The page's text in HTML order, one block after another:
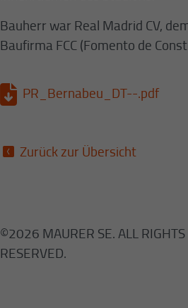
Bauherr war Real Madrid CV,
Baufirma FCC (Fomento de
PR_Bernabeu_DT--.pdf
Zurück zur Übersicht
©2026 MAURER SE. ALL RIGHTS
RESERVED.